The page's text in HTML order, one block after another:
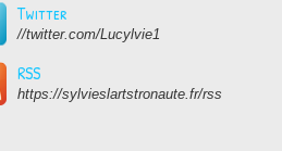
Twitter
//twitter.com/Lucylvie1
RSS
https://sylvieslartstronaute.fr/rss